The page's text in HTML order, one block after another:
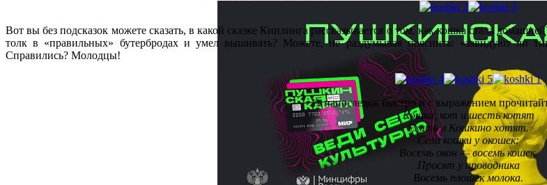
Вот вы без подсказок можете сказать, в какой сказке Киплинга рассказывается о том, как кошка стала
толк в «правильных» бутербродах и умел вышивать? Можете, не раздумывая пояснить: «завидуют ли
Справились? Молодцы!
А напоследок быстро и с выражением
Кошка, кот и шесть котят
Ехать в Кошкино хотят.
Сели кошки у окошек:
Восемь окон — восемь кошек.
Просят у проводника
Восемь плошек молока.